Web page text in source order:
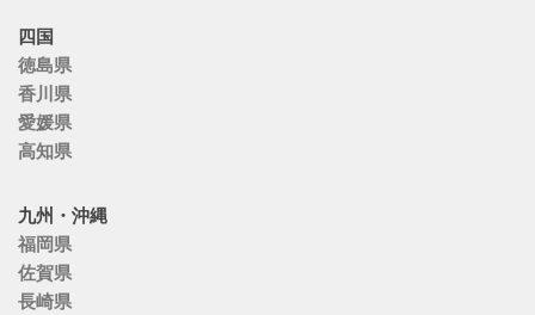
四国
徳島県
香川県
愛媛県
高知県
九州・沖縄
福岡県
佐賀県
長崎県